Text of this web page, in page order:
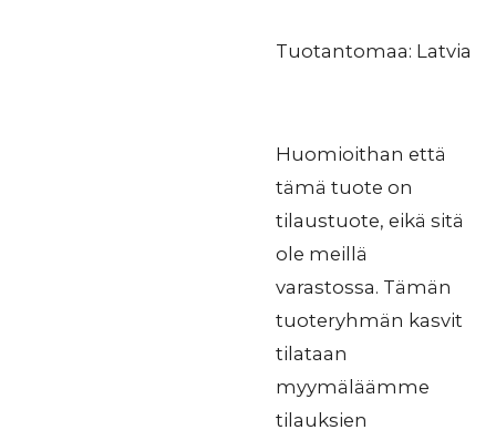
Tuotantomaa: Latvia
Huomioithan että
tämä tuote on
tilaustuote, eikä sitä
ole meillä
varastossa. Tämän
tuoteryhmän kasvit
tilataan
myymäläämme
tilauksien